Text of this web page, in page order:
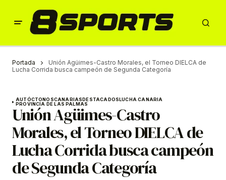
Portada
Unión Agüimes-Castro Morales, el Torneo DIELCA de
Lucha Corrida busca campeón de Segunda Categoría
AUTÓCTONOSCANARIASDESTACADOSLUCHA CANARIA
PROVINCIA DE LAS PALMAS
Unión Agüimes-Castro
Morales, el Torneo DIELCA de
Lucha Corrida busca campeón
de Segunda Categoría